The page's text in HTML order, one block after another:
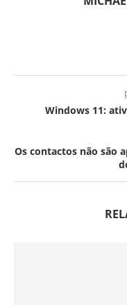
Windows 11:
Os contactos não são